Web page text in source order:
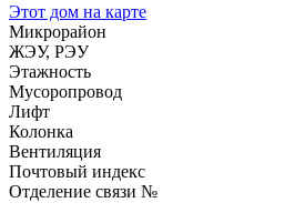
Этот дом на карте
Микрорайон
ЖЭУ, РЭУ
Этажность
Мусоропровод
Лифт
Колонка
Вентиляция
Почтовый индекс
Отделение связи №